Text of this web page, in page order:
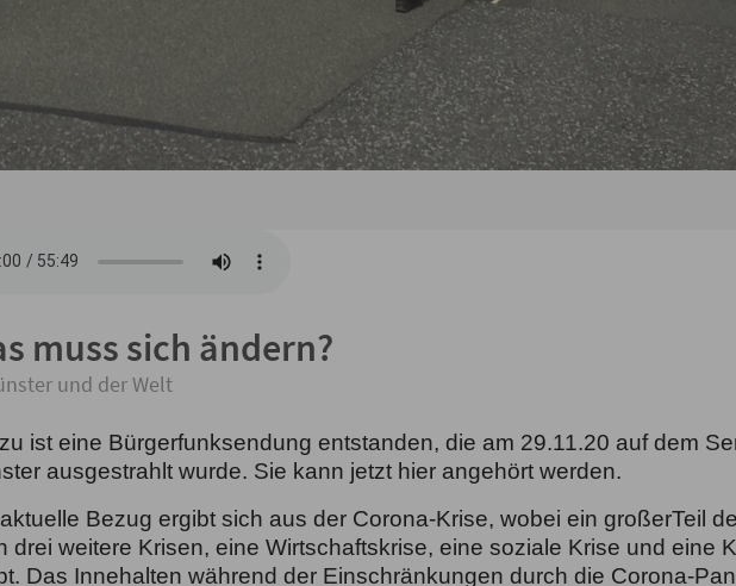
muss sich ändern?
und der Welt
ist eine Bürgerfunksendung entstanden, die am 29.11.20 auf dem
ausgestrahlt wurde. Sie kann jetzt hier angehört werden.
Bezug ergibt sich aus der Corona-Krise, wobei ein großerTeil
drei weitere Krisen, eine Wirtschaftskrise, eine soziale Krise und eine
Das Innehalten während der Einschränkungen durch die Corona-